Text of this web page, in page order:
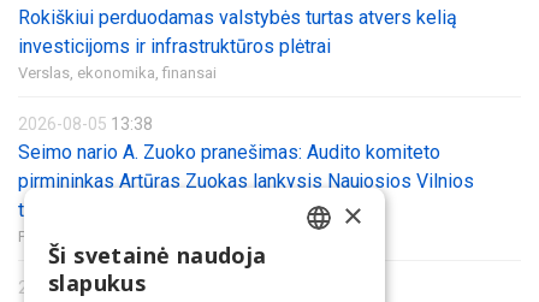
Rokiškiui perduodamas valstybės turtas atvers kelią
investicijoms ir infrastruktūros plėtrai
Verslas, ekonomika, finansai
2026-08-05 13:38
Seimo nario A. Zuoko pranešimas: Audito komiteto
pirmininkas Artūras Zuokas lankysis Naujosios Vilnios
teritorijoje įrengtame sąvartyne
Politika,
2026-08-0513:34
×
Ši svetainė naudoja
slapukus